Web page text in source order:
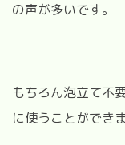
の声が多いです。
もちろん泡立て不
に使うことができ